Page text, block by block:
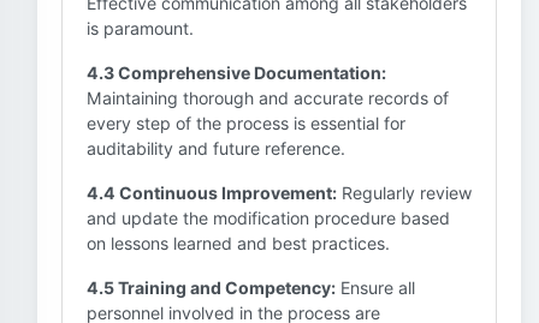
is paramount.
4.3 Comprehensive Documentation:
Maintaining thorough and accurate records of
every step of the process is essential for
auditability and future reference.
4.4 Continuous Improvement: Regularly review
and update the modification procedure based
on lessons learned and best practices.
4.5 Training and Competency: Ensure all
personnel involved in the process are